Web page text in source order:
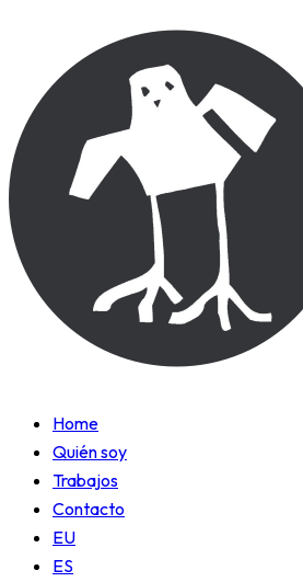
Home
Quién soy
Trabajos
Contacto
EU
ES